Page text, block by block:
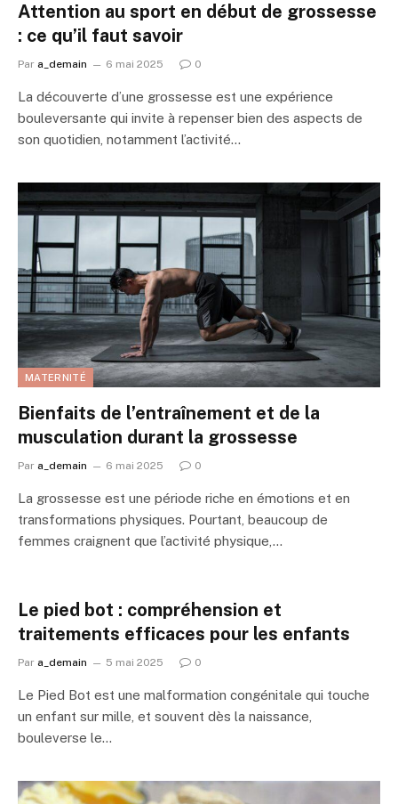
Attention au sport en début de grossesse
: ce qu’il faut savoir
Par a_demain 6 mai 2025 0
La découverte d’une grossesse est une expérience
bouleversante qui invite à repenser bien des aspects de
son quotidien, notamment l’activité…
MATERNITÉ
Bienfaits de l’entraînement et de la
musculation durant la grossesse
Par a_demain 6 mai 2025 0
La grossesse est une période riche en émotions et en
transformations physiques. Pourtant, beaucoup de
femmes craignent que l’activité physique,…
Le pied bot : compréhension et
traitements efficaces pour les enfants
Par a_demain 5 mai 2025 0
Le Pied Bot est une malformation congénitale qui touche
un enfant sur mille, et souvent dès la naissance,
bouleverse le…